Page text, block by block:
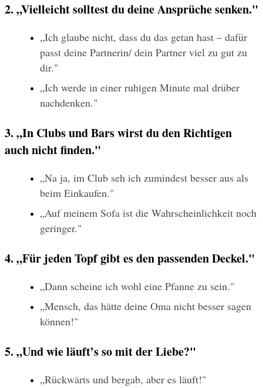
2. „Vielleicht solltest du deine Ansprüche senken."
„Ich glaube nicht, dass du das getan hast – dafür
passt deine Partnerin/ dein Partner viel zu gut zu
dir."
„Ich werde in einer ruhigen Minute mal drüber
nachdenken."
3. „In Clubs und Bars wirst du den Richtigen
auch nicht finden."
„Na ja, im Club seh ich zumindest besser aus als
beim Einkaufen."
„Auf meinem Sofa ist die Wahrscheinlichkeit noch
geringer."
4. „Für jeden Topf gibt es den passenden Deckel."
„Dann scheine ich wohl eine Pfanne zu sein."
„Mensch, das hätte deine Oma nicht besser sagen
können!"
5. „Und wie läuft’s so mit der Liebe?"
„Rückwärts und bergab, aber es läuft!"